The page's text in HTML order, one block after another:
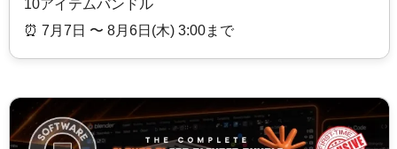
10アイテムバンドル
⏰️ 7月7日 〜 8月6日(木) 3:00まで